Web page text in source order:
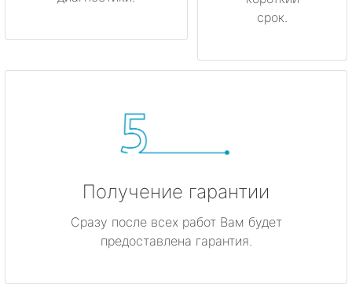
срок.
Получение гарантии
Сразу после всех работ Вам будет
предоставлена гарантия.